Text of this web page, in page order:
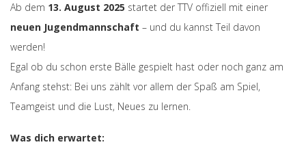
Ab dem 13. August 2025 startet der TTV offiziell mit einer
neuen Jugendmannschaft – und du kannst Teil davon
werden!
Egal ob du schon erste Bälle gespielt hast oder noch ganz am
Anfang stehst: Bei uns zählt vor allem der Spaß am Spiel,
Teamgeist und die Lust, Neues zu lernen.
Was dich erwartet: